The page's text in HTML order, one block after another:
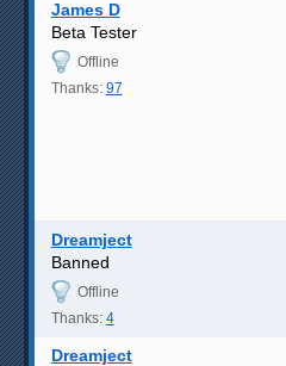
James D
Beta Tester
Offline
Thanks: 97
Dreamject
Banned
Offline
Thanks: 4
Dreamject